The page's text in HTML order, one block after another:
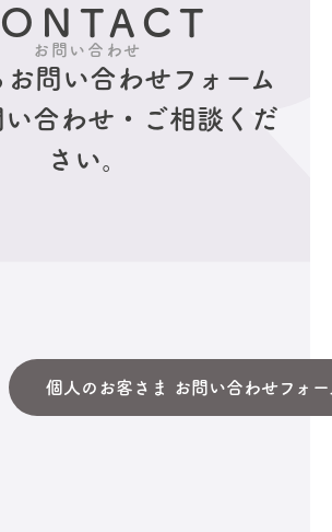
お問い合わせ
問い合わせフォーム
い合わせ・ご相談くだ
さい。
個人のお客さま お問い合わせフォー